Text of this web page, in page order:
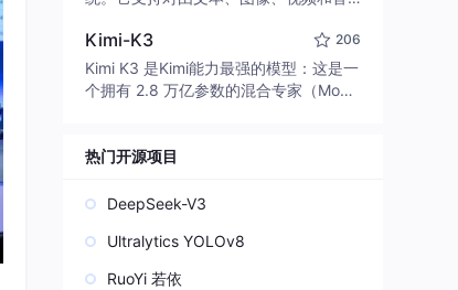
并能生成分辨率高达 2K、时长可达 15
秒的带原生立体声音频的视频。得益于
面向任务泛化的系统设计，H3 在预训练
模态指令。
Kimi-K3 206
Kimi K3 是Kimi能力最强的模型：这是一
个拥有 2.8 万亿参数的混合专家（Mo
热门开源项目
DeepSeek-V3
Ultralytics YOLOv8
RuoYi 若依